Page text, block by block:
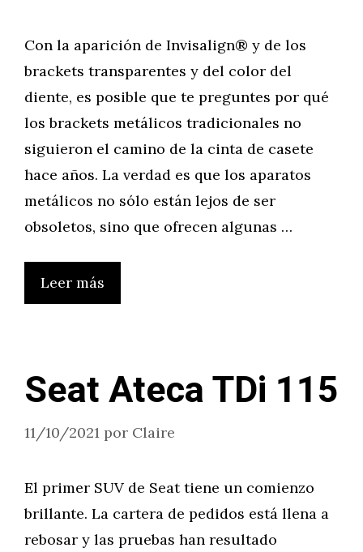
Con la aparición de Invisalign® y de los
brackets transparentes y del color del
diente, es posible que te preguntes por qué
los brackets metálicos tradicionales no
siguieron el camino de la cinta de casete
hace años. La verdad es que los aparatos
metálicos no sólo están lejos de ser
obsoletos, sino que ofrecen algunas …
Leer más
Seat Ateca TDi 115
11/10/2021 por Claire
El primer SUV de Seat tiene un comienzo
brillante. La cartera de pedidos está llena a
rebosar y las pruebas han resultado